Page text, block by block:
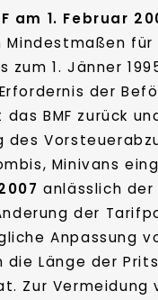
am 1. Februar
Mindestmaßen
1. Jänner
der
BMF zurück
Minivans
anlässlich
der
Anpassung
Länge der
Zur